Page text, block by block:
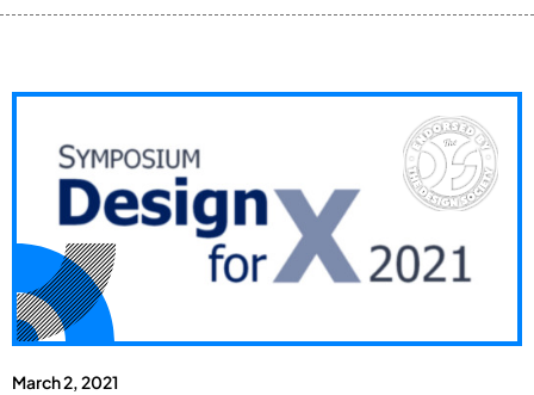
March 2, 2021